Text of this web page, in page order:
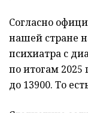
Согласно
нашей стране
психиатра с
по итогам 2025
до 13900. То